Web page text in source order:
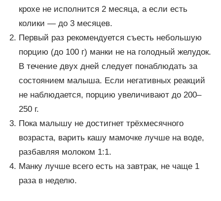
крохе не исполнится 2 месяца, а если есть
колики — до 3 месяцев.
Первый раз рекомендуется съесть небольшую
порцию (до 100 г) манки не на голодный желудок.
В течение двух дней следует понаблюдать за
состоянием малыша. Если негативных реакций
не наблюдается, порцию увеличивают до 200–
250 г.
Пока малышу не достигнет трёхмесячного
возраста, варить кашу мамочке лучше на воде,
разбавляя молоком 1:1.
Манку лучше всего есть на завтрак, не чаще 1
раза в неделю.